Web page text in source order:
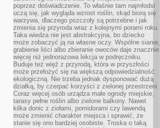
poprzez doświadczenie. To właśnie tam najmłodsi
uczą się, jak wygląda wzrost roślin, skąd biorą się
warzywa, dlaczego pszczoły są potrzebne i jak
zmienia się przyroda wraz z kolejnymi porami roku.
Taka wiedza nie jest abstrakcyjna, bo dziecko
może zobaczyć ją na własne oczy. Wspólne sianie,
grabienie liści albo zbieranie owoców daje znacznie
więcej niż jednorazowa lekcja w podręczniku.
Buduje też więź z przyrodą, która w przyszłości
może przełożyć się na większą odpowiedzialność
ekologiczną. Nie trzeba jednak dysponować dużą
działką, by czerpać korzyści z zielonej przestrzeni.
Coraz więcej osób urządza małe ogrody miejskie,
tarasy pełne roślin albo zielone balkony. Nawet
kilka donic z ziołami, pomidorami czy lawendą
może zmienić charakter miejsca i sprawić, że
stanie się ono bardziej osobiste. Troska o taką